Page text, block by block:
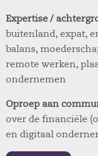
Expertise /
buitenland, expat,
balans,
remote werken,
ondernemen
Oproep aan
over de financiële
en digitaal